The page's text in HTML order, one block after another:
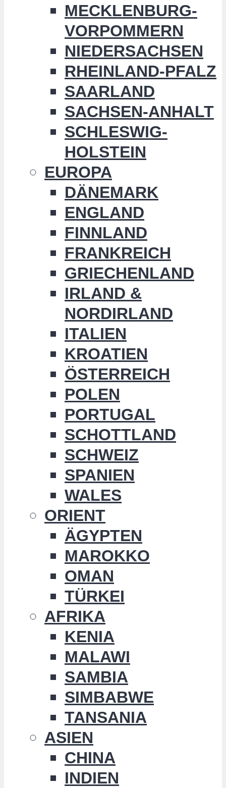
MECKLENBURG-
VORPOMMERN
NIEDERSACHSEN
RHEINLAND-PFALZ
SAARLAND
SACHSEN-ANHALT
SCHLESWIG-
HOLSTEIN
EUROPA
DÄNEMARK
ENGLAND
FINNLAND
FRANKREICH
GRIECHENLAND
IRLAND &
NORDIRLAND
ITALIEN
KROATIEN
ÖSTERREICH
POLEN
PORTUGAL
SCHOTTLAND
SCHWEIZ
SPANIEN
WALES
ORIENT
ÄGYPTEN
MAROKKO
OMAN
TÜRKEI
AFRIKA
KENIA
MALAWI
SAMBIA
SIMBABWE
TANSANIA
ASIEN
CHINA
INDIEN